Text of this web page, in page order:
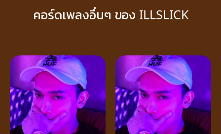
คอร์ดเพลงอื่นๆ ของ ILLSLICK